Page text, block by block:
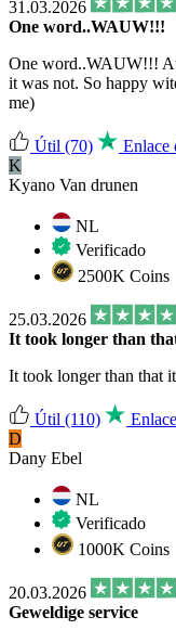
31.03.2026
One word..WAUW!!!
One word..WAUW!!!
it was not. So happy
me)
Útil (70)
Enlace
K
Kyano Van drunen
NL
Verificado
2500K Coins
25.03.2026
It took longer than
It took longer than that
Útil (110)
D
Dany Ebel
NL
Verificado
1000K Coins
20.03.2026
Geweldige service